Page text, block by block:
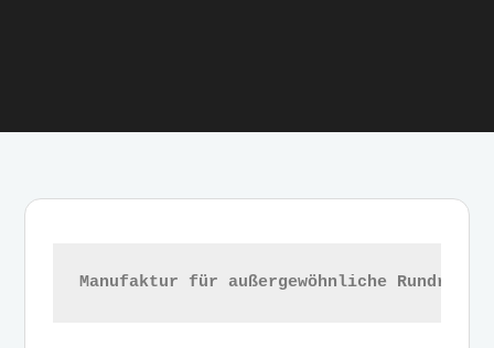
Manufaktur für außergewöhnliche